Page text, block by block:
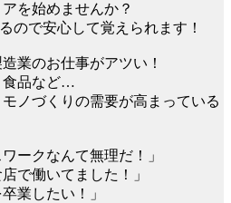
を始めませんか？
ので安心して覚えられます！
業のお仕事がアツい！
食品など…
ノづくりの需要が高まっている
ークなんて無理だ！」
で働いてました！」
業したい！」